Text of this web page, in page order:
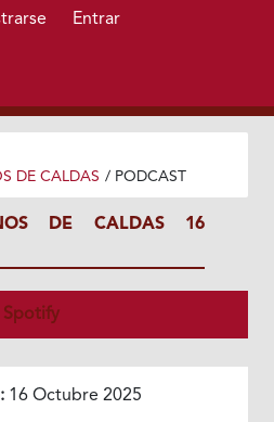
Entrar
DE CALDAS / PODCAST
DE CALDAS 16
Spotify
16 Octubre 2025